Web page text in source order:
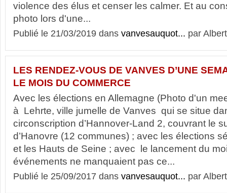
violence des élus et censer les calmer. Et au
photo lors d'une...
Publié le 21/03/2019 dans vanvesauquot... par
LES RENDEZ-VOUS DE VANVES D’UNE
LE MOIS DU COMMERCE
Avec les élections en Allemagne (Photo d'un
à Lehrte, ville jumelle de Vanves qui se situe
circonscription d’Hannover-Land 2, couvrant le
d’Hanovre (12 communes) ; avec les élections
et les Hauts de Seine ; avec le lancement du
événements ne manquaient pas ce...
Publié le 25/09/2017 dans vanvesauquot... par